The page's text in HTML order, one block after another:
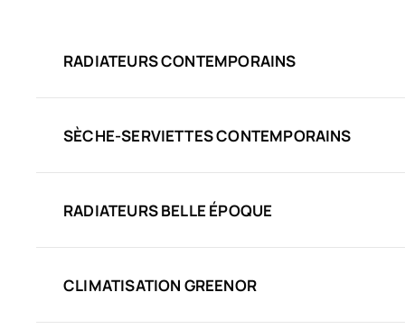
RADIATEURS CONTEMPORAINS
SÈCHE-SERVIETTES CONTEMPORAINS
RADIATEURS BELLE ÉPOQUE
CLIMATISATION GREENOR